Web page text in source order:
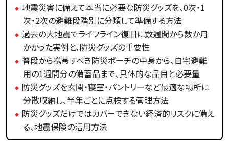
地震災害に備えて本当に必要な防災グッズを、0次・1
次・2次の避難段階別に分類して準備する方法
過去の大地震でライフライン復旧に数週間から数か月
かかった実例と、防災グッズの重要性
普段から携帯すべき防災ポーチの中身から、自宅避難
用の1週間分の備蓄品まで、具体的な品目と必要量
防災グッズを玄関・寝室・パントリーなど最適な場所に
分散収納し、半年ごとに点検する管理方法
防災グッズだけではカバーできない経済的リスクに備え
る、地震保険の活用方法